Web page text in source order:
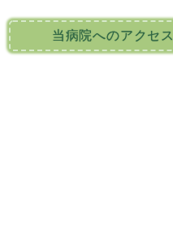
当病院へのアクセス